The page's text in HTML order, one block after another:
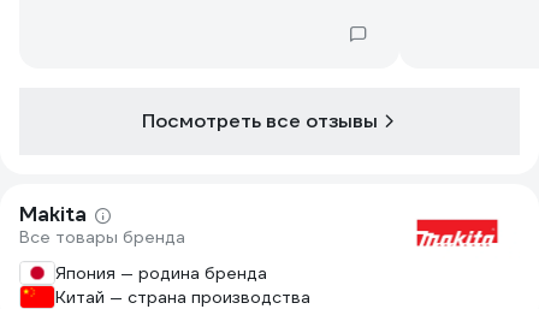
Посмотреть все отзывы
Makita
Все товары бренда
Япония — родина бренда
Китай — страна производства